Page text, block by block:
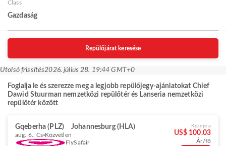
Class
Gazdaság
Repülőjárat keresése
Utolsó frissítés2026. július 28. 19:44 GMT+0
Foglalja le és szerezze meg a legjobb repülőjegy-ajánlatokat Chief
Dawid Stuurman nemzetközi repülőtér és Lanseria nemzetközi
repülőtér között
Gqeberha (PLZ) Johannesburg (HLA)
aug. 6., Cs Közvetlen
FlySafair
Kezdje a
US$ 100.03
Ár/fő